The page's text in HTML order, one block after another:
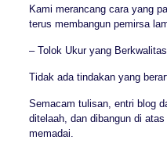
Kami merancang cara yang
terus membangun pemirsa
– Tolok Ukur yang Berkwalitas
Tidak ada tindakan yang
Semacam tulisan, entri blog
ditelaah, dan dibangun di
memadai.